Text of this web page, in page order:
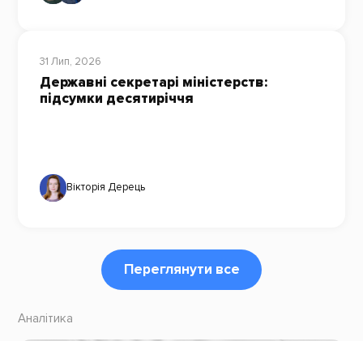
31 Лип, 2026
Державні секретарі міністерств:
підсумки десятиріччя
Вікторія Дерець
Переглянути все
Аналітика